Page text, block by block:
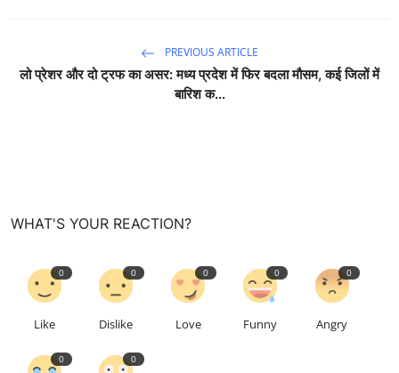
PREVIOUS ARTICLE
लो प्रेशर और दो ट्रफ का असर: मध्य प्रदेश में फिर बदला मौसम, कई जिलों में
बारिश क...
WHAT'S YOUR REACTION?
0
Like
0
Dislike
0
Love
0
Funny
0
Angry
0 0